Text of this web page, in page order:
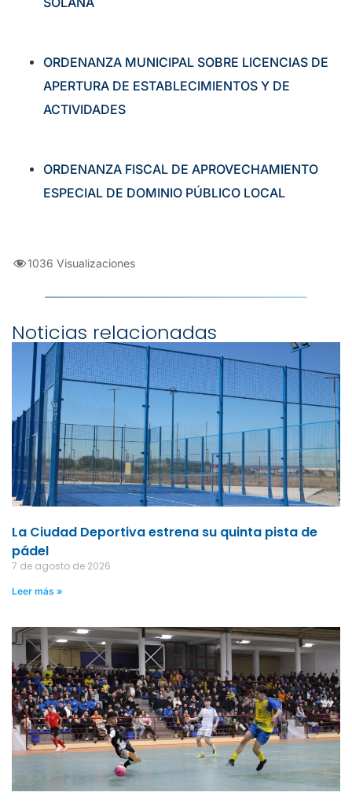
ORDENANZA MUNICIPAL SOBRE LICENCIAS DE
APERTURA DE ESTABLECIMIENTOS Y DE
ACTIVIDADES
ORDENANZA FISCAL DE APROVECHAMIENTO
ESPECIAL DE DOMINIO PÚBLICO LOCAL
1036 Visualizaciones
Noticias relacionadas
La Ciudad Deportiva estrena su quinta pista de
pádel
7 de agosto de 2026
Leer más »